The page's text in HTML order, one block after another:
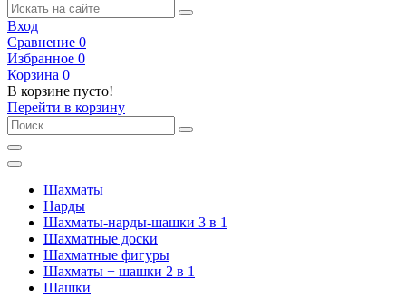
Вход
Сравнение 0
Избранное 0
Корзина 0
В корзине пусто!
Перейти в корзину
Шахматы
Нарды
Шахматы-нарды-шашки 3 в 1
Шахматные доски
Шахматные фигуры
Шахматы + шашки 2 в 1
Шашки